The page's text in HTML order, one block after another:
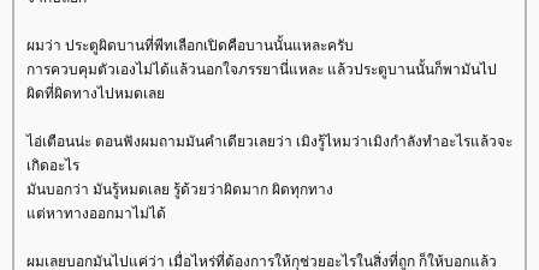
ผมว่า ประตูผิดบานที่พีทเลือกเปิดคือบานนั้นแหละครับ
การควบคุมตัวเองไม่ได้แล้วนอกใจภรรยานี่แหละ แล้วประตูบานนั้นก็พามันไป
ผิดที่ผิดทางไปหมดเล
ไอ่เตือนน่ะ ตอนฟังผมถามมันคำเดียวเลยว่า เมิงรู้ไหมว่าเมิงกำลังทำอะไรแล้วจะ
เกิดอะไร
มันบอกว่า มันรู้หมดเลย รู้ด้วยว่าผิดมาก ผิดทุกทาง
ต่หาทางออกมาไม่ได้
ผมเลยบอกมันไปแค่ว่า เมื่อไหร่ที่ต้องการให้กุช่วยอะไรในสิ่งที่ถูก ก็ให้บอกแล้ว